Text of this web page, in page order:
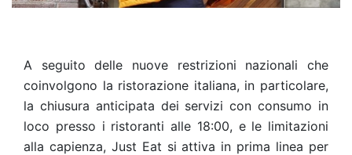
A seguito delle nuove restrizioni nazionali che
coinvolgono la ristorazione italiana, in particolare,
la chiusura anticipata dei servizi con consumo in
loco presso i ristoranti alle 18:00, e le limitazioni
alla capienza, Just Eat si attiva in prima linea per